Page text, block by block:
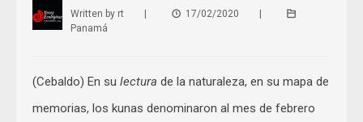
Written by rt 17/02/2020
Panamá
(Cebaldo) En su lectura de la naturaleza, en su mapa de
memorias, los kunas denominaron al mes de febrero